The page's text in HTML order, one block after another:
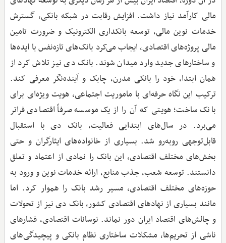
مالی کارآمد نیاز داشت. افزایش رقابت در شبکه بانکی، گسترش
خدمات نوین مالی، توسعه بانکداری الکترونیک و ضرورت تامین
مالی پروژه‌های اقتصادی، ایجاب می‌کرد بانک‌های تازه‌نفس با ایده‌ها
و ساختارهای جدید وارد میدان شوند. بانک دی نیز تلاش کرد از
همان ابتدا، خود را بانکی مدرن، چابک و آینده‌نگر معرفی کند.
ترکیب این نگاه حرفه‌ای با ماموریت اجتماعی، هویت ویژه‌ای برای
بانک ساخت؛ هویتی که آن را از یک موسسه صرفاً اقتصادی فراتر
می‌برد. در سال‌های ابتدایی فعالیت، بانک دی با استقبال
قابل‌توجهی روبه‌رو شد. بسیاری از خانواده‌های ایثارگران و حتی
بخش‌های مختلف اقتصادی، این بانک را نمادی از اعتماد و تعلق
دانستند. توسعه شعب، جذب منابع، ارائه خدمات نوین و ورود به
حوزه‌های مختلف اقتصادی، مسیر رشد بانک را هموار کرد. اما
مانند بسیاری از نهادهای اقتصادی کشور، بانک دی نیز از تحولات
و چالش‌های اقتصاد ایران دور نماند. نوسانات اقتصادی، فشارهای
ناشی از تحریم‌ها، مشکلات ساختاری نظام بانکی و پیچیدگی‌های